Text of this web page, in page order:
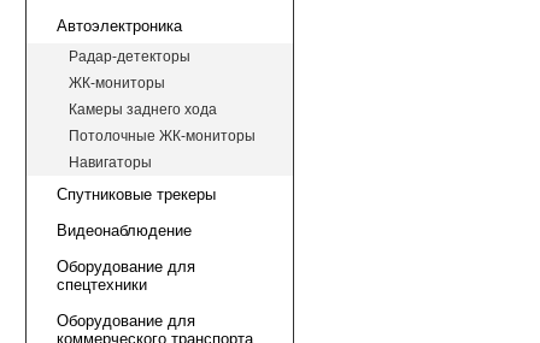
Автоэлектроника
Радар-детекторы
ЖК-мониторы
Камеры заднего хода
Потолочные ЖК-мониторы
Навигаторы
Спутниковые трекеры
Видеонаблюдение
Оборудование для
спецтехники
Оборудование для
коммерческого транспорта